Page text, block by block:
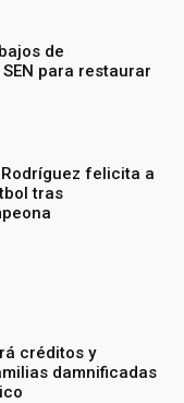
de
para restaurar
felicita a
tras
créditos y
damnificadas